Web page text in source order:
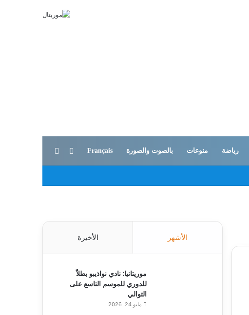
رياضة منوعات بالصوت والصورة Français الوضع المظلم
الأشهر الأخيرة
موريتانيا: نادي نواذيبو بطلاً
للدوري للموسم التاسع على
التوالي
مايو 24, 2026